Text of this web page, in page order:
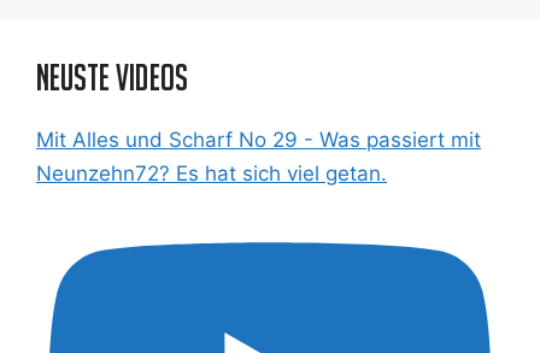
Neuste Videos
Mit Alles und Scharf No 29 - Was passiert mit
Neunzehn72? Es hat sich viel getan.